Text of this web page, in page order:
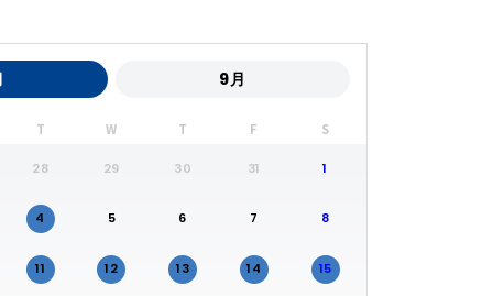
9月
T W T F S
28 29 30 31 1
4 5 6 7 8
11 12 13 14 15